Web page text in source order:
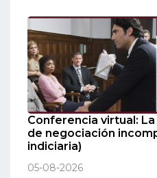
Conferencia virtual:
de negociación
indiciaria)
05-08-2026